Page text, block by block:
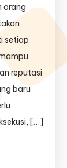
orang
setiap
reputasi
baru
[…]